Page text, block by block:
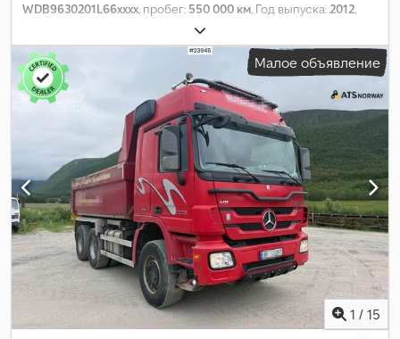
WDB9630201L66xxxx, пробег: 550 000 км, Год выпуска:2012,
Малое объявление
1 / 15